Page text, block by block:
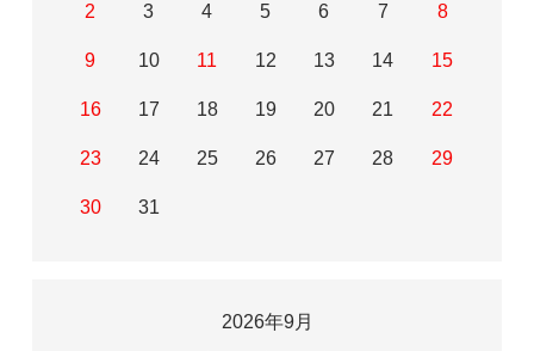
2 3 4 5 6 7 8
9 10 11 12 13 14 15
16 17 18 19 20 21 22
23 24 25 26 27 28 29
30 31
2026年9月